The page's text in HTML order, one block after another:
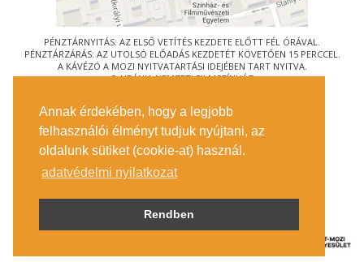
Annak érdekében, hogy a legjobb
felhasználói élményt tudjuk nyújtani, az
oldalunk sütiket (cookie-at) használ.
adatvédelmi nyilatkozat
Rendben
PÉNZTÁRNYITÁS: AZ ELSŐ VETÍTÉS KEZDETE ELŐTT FÉL ÓRÁVAL.
PÉNZTÁRZÁRÁS: AZ UTOLSÓ ELŐADÁS KEZDETÉT KÖVETŐEN 15 PERCCEL.
A KÁVÉZÓ A MOZI NYITVATARTÁSI IDEJÉBEN TART NYITVA.
© URÁNIA NEMZETI FILMSZÍNHÁZ
1088 BUDAPEST, RÁKÓCZI ÚT 21.
MEGKÖZELÍTÉS
JEGYINFORMÁCIÓ
ÍRJON NEKÜNK!
KÖZÉRDEKŰ ADATOK